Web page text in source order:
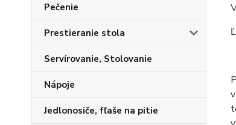
Pečenie
Prestieranie stola
Servírovanie, Stolovanie
Nápoje
Jedlonosiče, fľaše na pitie